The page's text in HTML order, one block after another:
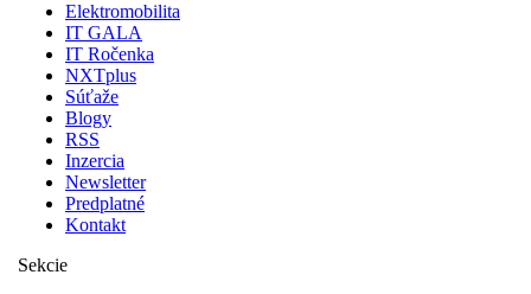
Elektromobilita
IT GALA
IT Ročenka
NXTplus
Súťaže
Blogy
RSS
Inzercia
Newsletter
Predplatné
Kontakt
Sekcie